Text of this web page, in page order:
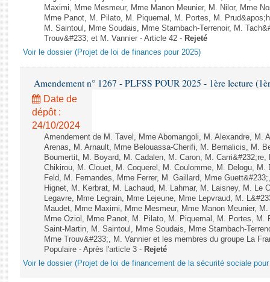
Maximi, Mme Mesmeur, Mme Manon Meunier, M. Nilor, Mme
Mme Panot, M. Pilato, M. Piquemal, M. Portes, M.
M. Saintoul, Mme Soudais, Mme Stambach-Terrenoir, M.
Trouv&#233; et M. Vannier - Article 42 - Rejeté
Voir le dossier (Projet de loi de finances pour 2025)
Amendement n° 1267 - PLFSS POUR 2025 - 1ère lecture
Date de
dépôt :
24/10/2024
Amendement de M. Tavel, Mme Abomangoli, M. Alexandre, M.
Arenas, M. Arnault, Mme Belouassa-Cherifi, M. Bernalicis, M.
Boumertit, M. Boyard, M. Cadalen, M. Caron, M.
Chikirou, M. Clouet, M. Coquerel, M. Coulomme, M. Delogu, M.
Feld, M. Fernandes, Mme Ferrer, M. Gaillard, Mme
Hignet, M. Kerbrat, M. Lachaud, M. Lahmar, M. Laisney, M. Le
Legavre, Mme Legrain, Mme Lejeune, Mme Lepvraud, M.
Maudet, Mme Maximi, Mme Mesmeur, Mme Manon Meunier,
Mme Oziol, Mme Panot, M. Pilato, M. Piquemal, M. Portes, M.
Saint-Martin, M. Saintoul, Mme Soudais, Mme Stambach-
Mme Trouv&#233;, M. Vannier et les membres du groupe La
Populaire - Après l'article 3 - Rejeté
Voir le dossier (Projet de loi de financement de la sécurité sociale pour